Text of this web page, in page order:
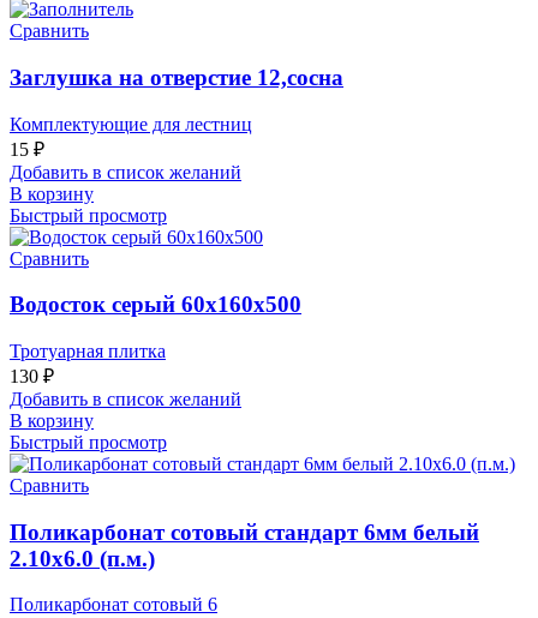
Сравнить
Заглушка на отверстие 12,сосна
Комплектующие для лестниц
15 ₽
Добавить в список желаний
В корзину
Быстрый просмотр
Сравнить
Водосток серый 60х160х500
Тротуарная плитка
130 ₽
Добавить в список желаний
В корзину
Быстрый просмотр
Сравнить
Поликарбонат сотовый стандарт 6мм белый
2.10х6.0 (п.м.)
Поликарбонат сотовый 6